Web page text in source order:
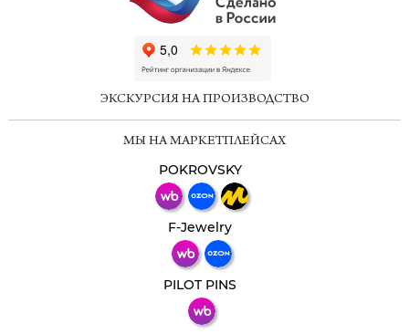
ЭКСКУРСИЯ НА ПРОИЗВОДСТВО
МЫ НА МАРКЕТПЛЕЙСАХ
POKROVSKY
F-Jewelry
PILOT PINS